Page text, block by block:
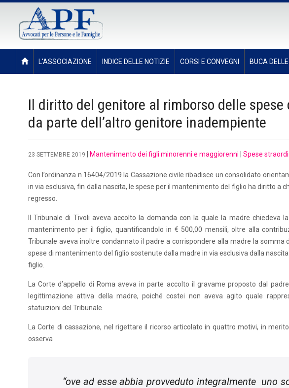
L'ASSOCIAZIONE INDICE DELLE NOTIZIE CORSI E CONVEGNI BUCA
Il diritto del genitore al rimborso delle
da parte dell’altro genitore inadempiente
23 SETTEMBRE 2019 Mantenimento dei figli minorenni e maggiorenni Spese
Con l’ordinanza n.16404/2019 la Cassazione civile ribadisce un consolidato
in via esclusiva, fin dalla nascita, le spese per il mantenimento del figlio ha diritto a
regresso.
Il Tribunale di Tivoli aveva accolto la domanda con la quale la madre chiedeva
mantenimento per il figlio, quantificandolo in € 500,00 mensili, oltre alla
Tribunale aveva inoltre condannato il padre a corrispondere alla madre la somma
spese di mantenimento del figlio sostenute dalla madre in via esclusiva dalla
figlio.
La Corte d’appello di Roma aveva in parte accolto il gravame proposto dal
legittimazione attiva della madre, poiché costei non aveva agito quale
statuizioni del Tribunale.
La Corte di cassazione, nel rigettare il ricorso articolato in quattro motivi, in
osserva
“ove ad esse abbia provveduto integralmente uno